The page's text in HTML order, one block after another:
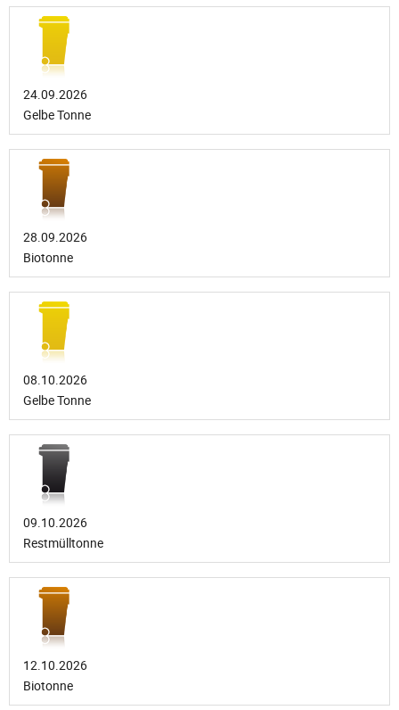
24.09.2026
Gelbe Tonne
28.09.2026
Biotonne
08.10.2026
Gelbe Tonne
09.10.2026
Restmülltonne
12.10.2026
Biotonne